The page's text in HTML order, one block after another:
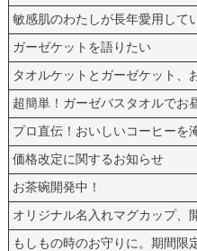
敏感肌のわたしが長年愛用して
ガーゼケットを語りたい
タオルケットとガーゼケット、
超簡単！ガーゼバスタオルでお
プロ直伝！おいしいコーヒーを
価格改定に関するお知らせ
お茶碗開発中！
オリジナル名入れマグカップ、
もしもの時のお守りに。期間限